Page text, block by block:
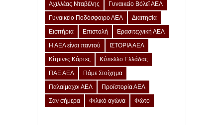
Αχιλλέας Νταβέλης
Γυναικείο Βόλεϊ ΑΕΛ
Γυναικείο Ποδόσφαιρο ΑΕΛ
Διαιτησία
Εισιτήρια
Επιστολή
Ερασιτεχνική ΑΕΛ
Η ΑΕΛ είναι παντού
ΙΣΤΟΡΙΑ ΑΕΛ
Κίτρινες Κάρτες
Κύπελλο Ελλάδας
ΠΑΕ ΑΕΛ
Πάμε Στοίχημα
Παλαίμαχοι ΑΕΛ
Προϊστορία ΑΕΛ
Σαν σήμερα
Φιλικό αγώνα Φώτο